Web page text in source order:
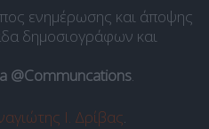
ενημέρωσης και άποψης
δημοσιογράφων και
@Communcations.
Ι. Δρίβας.